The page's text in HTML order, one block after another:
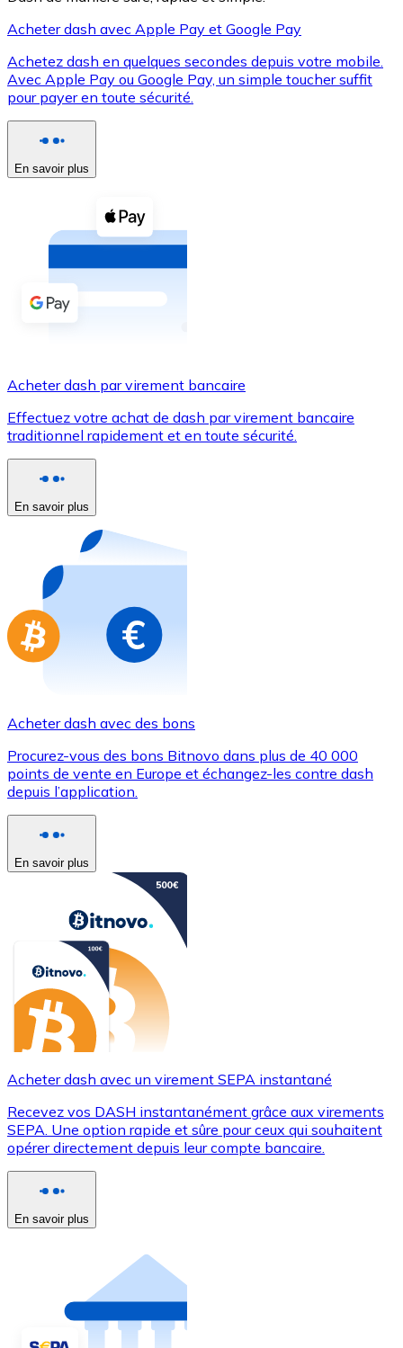
XRP
XRP
Voir toutes
Coupons crypto
Achetez des cryptomonnaies en espèces et d'autres
Acheter avec espèces
Virement SEPA
Utilisez les cartes Visa et Mastercard pour acheter
Acheter avec carte
Nouveau
Achetez des cartes-cadeaux de vos marques
Aller à la boutique de cartes-cadeaux
Acheter dash avec Apple Pay et Google Pay
Achetez dash en quelques secondes depuis votre mobile.
Avec Apple Pay ou Google Pay, un simple toucher suffit
pour payer en toute sécurité.
En savoir plus
Acheter dash par virement bancaire
Effectuez votre achat de dash par virement bancaire
traditionnel rapidement et en toute sécurité.
En savoir plus
Acheter dash avec des bons
Procurez-vous des bons Bitnovo dans plus de 40 000
points de vente en Europe et échangez-les contre dash
depuis l’application.
En savoir plus
Acheter dash avec un virement SEPA instantané
Recevez vos DASH instantanément grâce aux virements
SEPA. Une option rapide et sûre pour ceux qui souhaitent
opérer directement depuis leur compte bancaire.
En savoir plus